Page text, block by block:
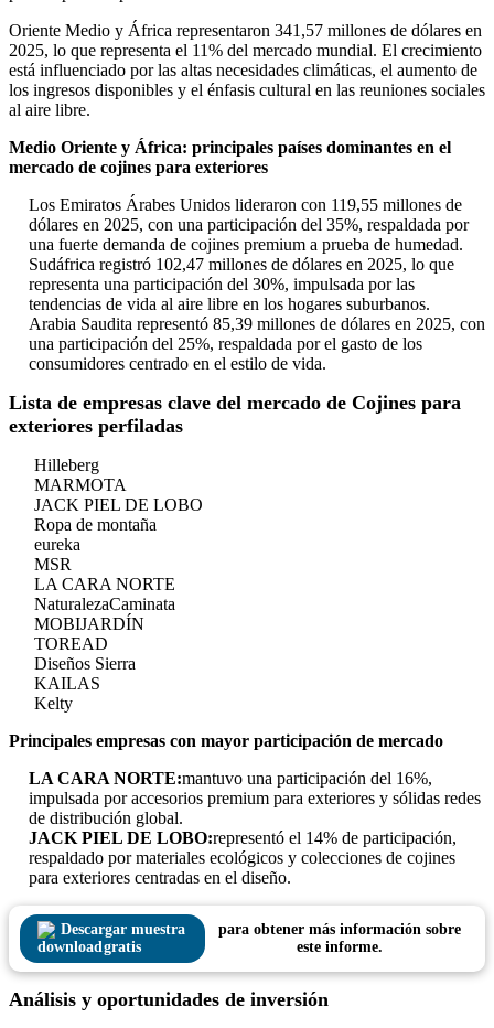
Oriente Medio y África representaron 341,57 millones de dólares en
2025, lo que representa el 11% del mercado mundial. El crecimiento
está influenciado por las altas necesidades climáticas, el aumento de
los ingresos disponibles y el énfasis cultural en las reuniones sociales
al aire libre.
Medio Oriente y África: principales países dominantes en el
mercado de cojines para exteriores
Los Emiratos Árabes Unidos lideraron con 119,55 millones de
dólares en 2025, con una participación del 35%, respaldada por
una fuerte demanda de cojines premium a prueba de humedad.
Sudáfrica registró 102,47 millones de dólares en 2025, lo que
representa una participación del 30%, impulsada por las
tendencias de vida al aire libre en los hogares suburbanos.
Arabia Saudita representó 85,39 millones de dólares en 2025, con
una participación del 25%, respaldada por el gasto de los
consumidores centrado en el estilo de vida.
Lista de empresas clave del mercado de Cojines para
exteriores perfiladas
Hilleberg
MARMOTA
JACK PIEL DE LOBO
Ropa de montaña
eureka
MSR
LA CARA NORTE
NaturalezaCaminata
MOBIJARDÍN
TOREAD
Diseños Sierra
KAILAS
Kelty
Principales empresas con mayor participación de mercado
LA CARA NORTE:mantuvo una participación del 16%,
impulsada por accesorios premium para exteriores y sólidas redes
de distribución global.
JACK PIEL DE LOBO:representó el 14% de participación,
respaldado por materiales ecológicos y colecciones de cojines
para exteriores centradas en el diseño.
Descargar muestra
gratis
para obtener más información sobre
este informe.
Análisis y oportunidades de inversión